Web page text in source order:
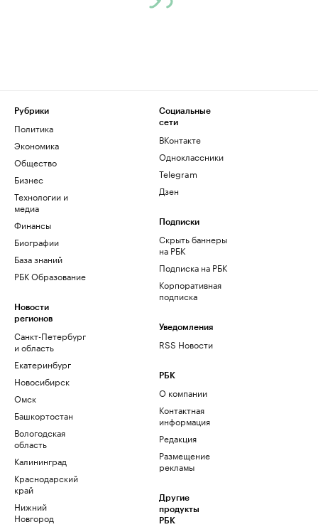
Рубрики
Политика
Экономика
Общество
Бизнес
Технологии и
медиа
Финансы
Биографии
База знаний
РБК Образование
Новости
регионов
Санкт-Петербург
и область
Екатеринбург
Новосибирск
Омск
Башкортостан
Вологодская
область
Калининград
Краснодарский
край
Нижний
Новгород
Социальные
сети
ВКонтакте
Одноклассники
Telegram
Дзен
Подписки
Скрыть баннеры
на РБК
Подписка на РБК
Корпоративная
подписка
Уведомления
RSS Новости
РБК
О компании
Контактная
информация
Редакция
Размещение
рекламы
Другие
продукты
РБК